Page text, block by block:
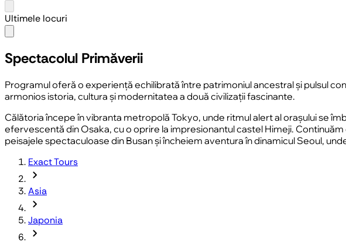
Ultimele locuri
Spectacolul Primăverii
Programul oferă o experiență echilibrată între patrimoniul ancestral și pulsul
armonios istoria, cultura și modernitatea a două civilizații fascinante.
Călătoria începe în vibranta metropolă Tokyo, unde ritmul alert al orașului se
efervescentă din Osaka, cu o oprire la impresionantul castel Himeji.
peisajele spectaculoase din Busan și încheiem aventura în dinamicul Seoul,
Exact Tours
chevron_forward
Asia
chevron_forward
Japonia
chevron_forward